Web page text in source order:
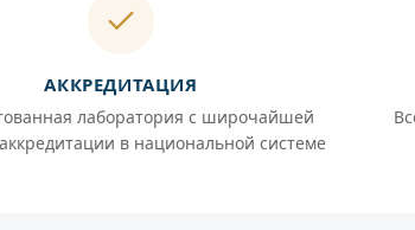
АККРЕДИТАЦИЯ
лаборатория с широчайшей
в национальной системе